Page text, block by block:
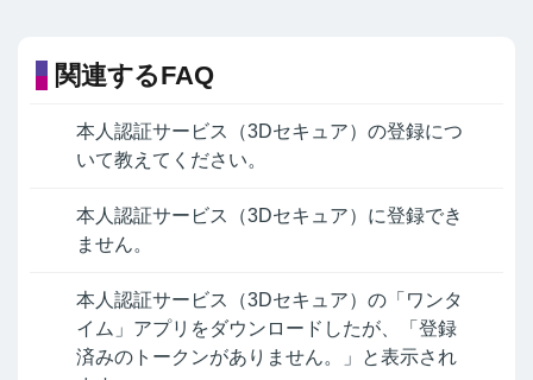
関連するFAQ
本人認証サービス（3Dセキュア）の登録につ
いて教えてください。
本人認証サービス（3Dセキュア）に登録でき
ません。
本人認証サービス（3Dセキュア）の「ワンタ
イム」アプリをダウンロードしたが、「登録
済みのトークンがありません。」と表示され